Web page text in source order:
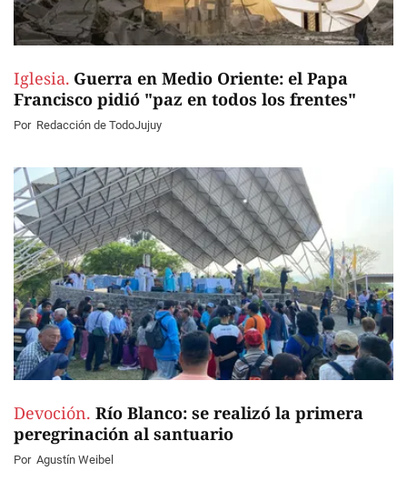
Iglesia. Guerra en Medio Oriente: el Papa
Francisco pidió "paz en todos los frentes"
Por Redacción de TodoJujuy
Devoción. Río Blanco: se realizó la primera
peregrinación al santuario
Por Agustín Weibel